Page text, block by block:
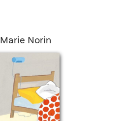
Marie Norin